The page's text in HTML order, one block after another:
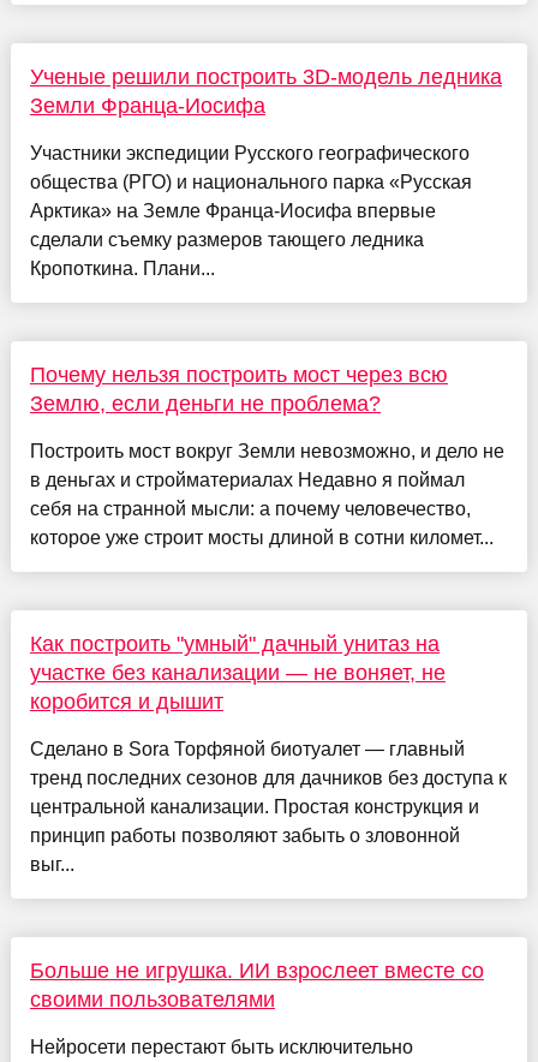
Ученые решили построить 3D-модель ледника
Земли Франца-Иосифа
Участники экспедиции Русского географического
общества (РГО) и национального парка «Русская
Арктика» на Земле Франца-Иосифа впервые
сделали съемку размеров тающего ледника
Кропоткина. Плани...
Почему нельзя построить мост через всю
Землю, если деньги не проблема?
Построить мост вокруг Земли невозможно, и дело не
в деньгах и стройматериалах Недавно я поймал
себя на странной мысли: а почему человечество,
которое уже строит мосты длиной в сотни километ...
Как построить "умный" дачный унитаз на
участке без канализации — не воняет, не
коробится и дышит
Сделано в Sora Торфяной биотуалет — главный
тренд последних сезонов для дачников без доступа к
центральной канализации. Простая конструкция и
принцип работы позволяют забыть о зловонной
выг...
Больше не игрушка. ИИ взрослеет вместе со
своими пользователями
Нейросети перестают быть исключительно